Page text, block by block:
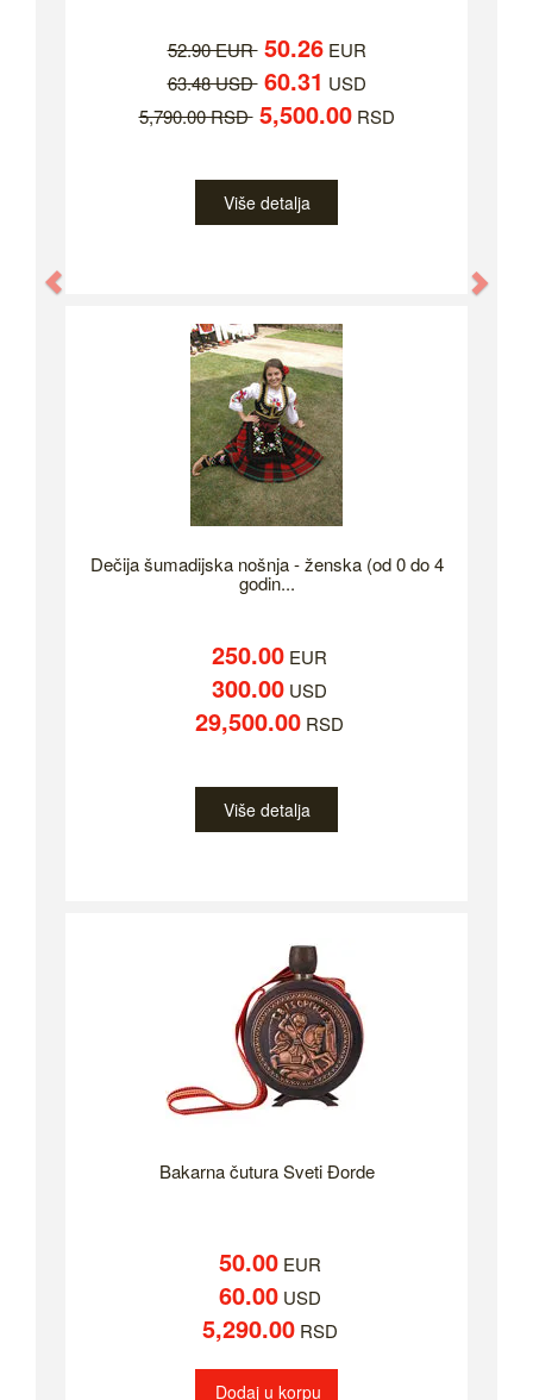
52.90 EUR 50.26EUR
63.48 USD 60.31 USD
5,790.00 RSD 5,500.00RSD
Više detalja
Dečija šumadijska nošnja - ženska (od 0 do 4
godin...
250.00 EUR
300.00 USD
29,500.00 RSD
Više detalja
Bakarna čutura Sveti Đorde
50.00EUR
60.00USD
5,290.00RSD
Dodaj u korpu